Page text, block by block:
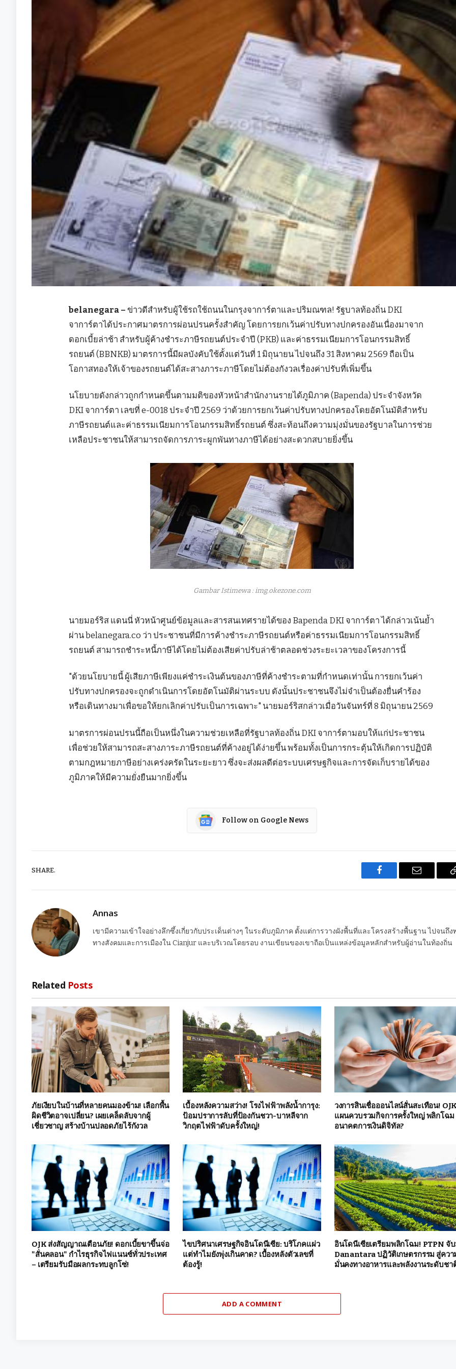
belanegara – ข่าวดีสำหรับผู้ใช้รถใช้ถนนในกรุงจาการ์ตาและปริมณฑล! รัฐบาลท้องถิ่น DKI
จาการ์ตาได้ประกาศมาตรการผ่อนปรนครั้งสำคัญ โดยการยกเว้นค่าปรับทางปกครองอันเนื่องมาจาก
ดอกเบี้ยล่าช้า สำหรับผู้ค้างชำระภาษีรถยนต์ประจำปี (PKB) และค่าธรรมเนียมการโอนกรรมสิทธิ์
รถยนต์ (BBNKB) มาตรการนี้มีผลบังคับใช้ตั้งแต่วันที่ 1 มิถุนายน ไปจนถึง 31 สิงหาคม 2569 ถือเป็น
โอกาสทองให้เจ้าของรถยนต์ได้สะสางภาระภาษีโดยไม่ต้องกังวลเรื่องค่าปรับที่เพิ่มขึ้น
นโยบายดังกล่าวถูกกำหนดขึ้นตามมติของหัวหน้าสำนักงานรายได้ภูมิภาค (Bapenda) ประจำจังหวัด
DKI จาการ์ตา เลขที่ e-0018 ประจำปี 2569 ว่าด้วยการยกเว้นค่าปรับทางปกครองโดยอัตโนมัติสำหรับ
ภาษีรถยนต์และค่าธรรมเนียมการโอนกรรมสิทธิ์รถยนต์ ซึ่งสะท้อนถึงความมุ่งมั่นของรัฐบาลในการช่วย
เหลือประชาชนให้สามารถจัดการภาระผูกพันทางภาษีได้อย่างสะดวกสบายยิ่งขึ้น
Gambar Istimewa : img.okezone.com
นายมอร์ริส แดนนี่ หัวหน้าศูนย์ข้อมูลและสารสนเทศรายได้ของ Bapenda DKI จาการ์ตา ได้กล่าวเน้นย้ำ
ผ่าน belanegara.co ว่า ประชาชนที่มีการค้างชำระภาษีรถยนต์หรือค่าธรรมเนียมการโอนกรรมสิทธิ์
รถยนต์ สามารถชำระหนี้ภาษีได้โดยไม่ต้องเสียค่าปรับล่าช้าตลอดช่วงระยะเวลาของโครงการนี้
"ด้วยนโยบายนี้ ผู้เสียภาษีเพียงแค่ชำระเงินต้นของภาษีที่ค้างชำระตามที่กำหนดเท่านั้น การยกเว้นค่า
ปรับทางปกครองจะถูกดำเนินการโดยอัตโนมัติผ่านระบบ ดังนั้นประชาชนจึงไม่จำเป็นต้องยื่นคำร้อง
หรือเดินทางมาเพื่อขอให้ยกเลิกค่าปรับเป็นการเฉพาะ" นายมอร์ริสกล่าวเมื่อวันจันทร์ที่ 8 มิถุนายน 2569
มาตรการผ่อนปรนนี้ถือเป็นหนึ่งในความช่วยเหลือที่รัฐบาลท้องถิ่น DKI จาการ์ตามอบให้แก่ประชาชน
เพื่อช่วยให้สามารถสะสางภาระภาษีรถยนต์ที่ค้างอยู่ได้ง่ายขึ้น พร้อมทั้งเป็นการกระตุ้นให้เกิดการปฏิบัติ
ตามกฎหมายภาษีอย่างเคร่งครัดในระยะยาว ซึ่งจะส่งผลดีต่อระบบเศรษฐกิจและการจัดเก็บรายได้ของ
ภูมิภาคให้มีความยั่งยืนมากยิ่งขึ้น
Follow on Google News
SHARE.
Facebook Email
Annas
เขามีความเข้าใจอย่างลึกซึ้งเกี่ยวกับประเด็นต่างๆ ในระดับภูมิภาค ตั้งแต่การวางผังพื้นที่และโครงสร้างพื้นฐาน ไปจนถึง
ทางสังคมและการเมืองใน Cianjur และบริเวณโดยรอบ งานเขียนของเขาถือเป็นแหล่งข้อมูลหลักสำหรับผู้อ่านในท้องถิ่น
Related Posts
ภัยเงียบในบ้านที่หลายคนมองข้าม! เลือกพื้น
ผิดชีวิตอาจเปลี่ยน? เผยเคล็ดลับจากผู้
เชี่ยวชาญ สร้างบ้านปลอดภัยไร้กังวล
เบื้องหลังความสว่าง! โรงไฟฟ้าพลังน้ำการุง:
ป้อมปราการลับที่ป้องกันชวา-บาหลีจาก
วิกฤตไฟฟ้าดับครั้งใหญ่!
วงการสินเชื่อออนไลน์สั่นสะเทือน!
แผนควบรวมกิจการครั้งใหญ่ พลิกโฉม
อนาคตการเงินดิจิทัล?
OJK ส่งสัญญาณเตือนภัย! ดอกเบี้ยขาขึ้นจ่อ
"สั่นคลอน" กำไรธุรกิจไฟแนนซ์ทั่วประเทศ
– เตรียมรับมือผลกระทบลูกโซ่!
ไขปริศนาเศรษฐกิจอินโดนีเซีย: บริโภคแผ่ว
แต่ทำไมยังพุ่งเกินคาด? เบื้องหลังตัวเลขที่
ต้องรู้!
อินโดนีเซียเตรียมพลิกโฉม! PTPN จั
Danantara ปฏิวัติเกษตรกรรม สู่ควา
มั่นคงทางอาหารและพลังงานระดับชา
ADD A COMMENT